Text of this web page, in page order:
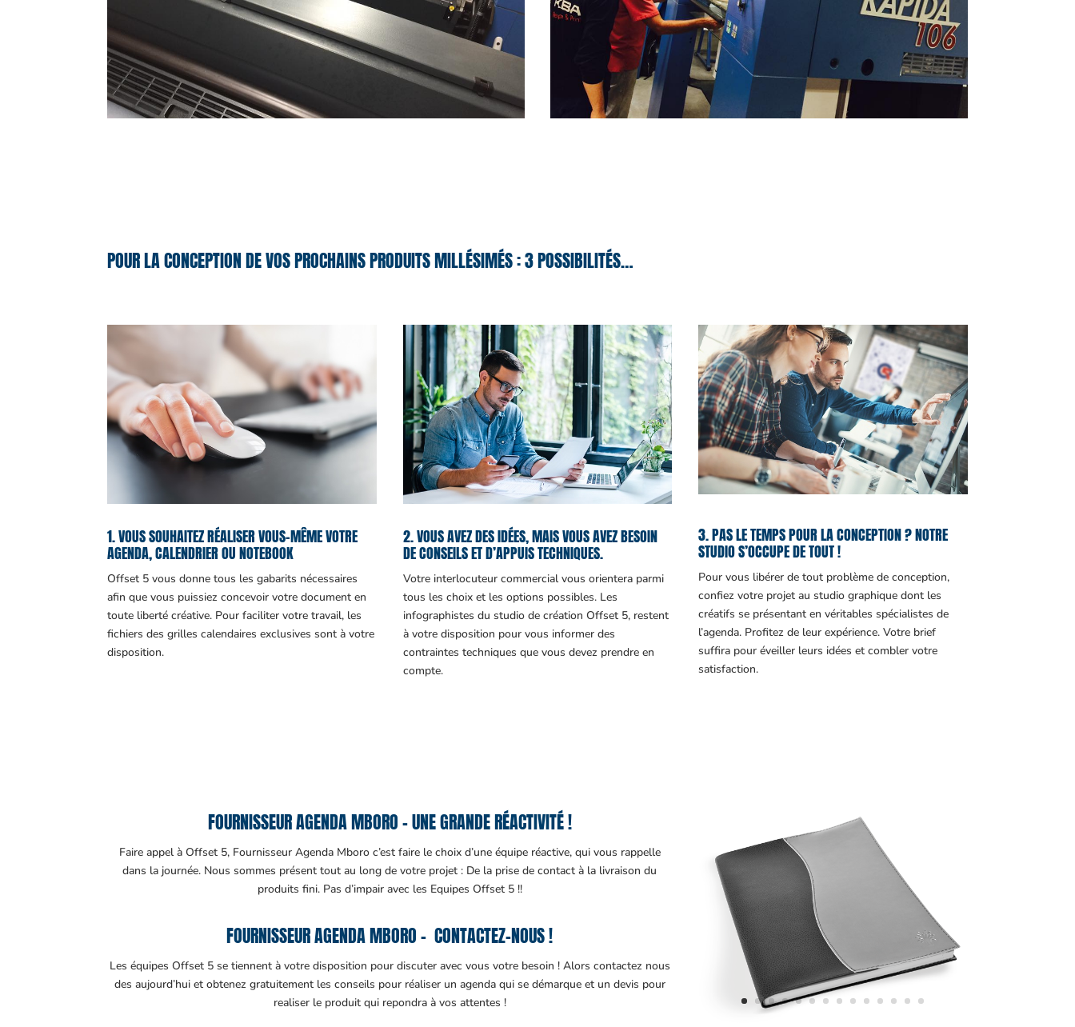
POUR LA CONCEPTION DE VOS PROCHAINS PRODUITS MILLÉSIMÉS : 3 POSSIBILITÉS…
1. VOUS SOUHAITEZ RÉALISER VOUS-MÊME VOTRE
AGENDA, CALENDRIER OU NOTEBOOK
Offset 5 vous donne tous les gabarits nécessaires
afin que vous puissiez concevoir votre document en
toute liberté créative. Pour faciliter votre travail, les
fichiers des grilles calendaires exclusives sont à votre
disposition.
2. VOUS AVEZ DES IDÉES, MAIS VOUS AVEZ BESOIN
DE CONSEILS ET D’APPUIS TECHNIQUES.
Votre interlocuteur commercial vous orientera parmi
tous les choix et les options possibles. Les
infographistes du studio de création Offset 5, restent
à votre disposition pour vous informer des
contraintes techniques que vous devez prendre en
compte.
3. PAS LE TEMPS POUR LA CONCEPTION ? NOTRE
STUDIO S’OCCUPE DE TOUT !
Pour vous libérer de tout problème de conception,
confiez votre projet au studio graphique dont les
créatifs se présentant en véritables spécialistes de
l’agenda. Profitez de leur expérience. Votre brief
suffira pour éveiller leurs idées et combler votre
satisfaction.
FOURNISSEUR AGENDA MBORO – UNE GRANDE RÉACTIVITÉ !
Faire appel à Offset 5, Fournisseur Agenda Mboro c’est faire le choix d’une équipe réactive, qui vous rappelle
dans la journée. Nous sommes présent tout au long de votre projet : De la prise de contact à la livraison du
produits fini. Pas d’impair avec les Equipes Offset 5 !!
FOURNISSEUR AGENDA MBORO – CONTACTEZ-NOUS !
Les équipes Offset 5 se tiennent à votre disposition pour discuter avec vous votre besoin ! Alors contactez nous
des aujourd’hui et obtenez gratuitement les conseils pour réaliser un agenda qui se démarque et un devis pour
realiser le produit qui repondra à vos attentes !